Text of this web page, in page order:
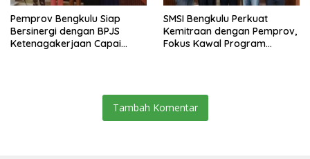
Pemprov Bengkulu Siap
Bersinergi dengan BPJS
Ketenagakerjaan Capai
SMSI Bengkulu Perkuat
Kemitraan dengan Pemprov,
Fokus Kawal Program
Tambah Komentar